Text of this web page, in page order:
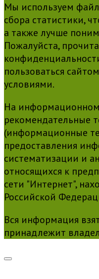
Мы используем
сбора статистики,
а также лучше
Пожалуйста,
пользоваться
условиями.
На
рекомендательные
(информационные
предоставления
систематизации и
относящихся к
сети "Интернет",
Российской
Вся информация
принадлежит